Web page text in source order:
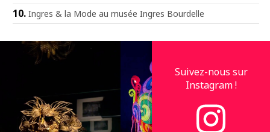
Ingres & la Mode au musée Ingres Bourdelle
Suivez-nous sur
Instagram !